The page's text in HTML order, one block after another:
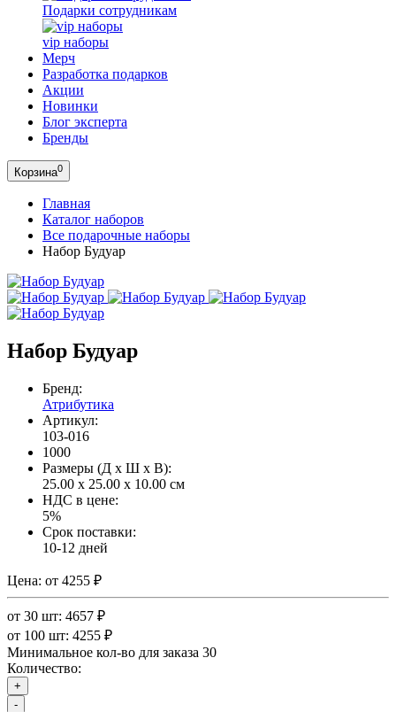
Подарки сотрудникам
vip наборы
Мерч
Разработка подарков
Акции
Новинки
Блог эксперта
Бренды
Корзина0
Главная
Каталог наборов
Все подарочные наборы
Набор Будуар
Набор Будуар
Бренд:
Атрибутика
Артикул:
103-016
1000
Размеры (Д x Ш x В):
25.00 x 25.00 x 10.00 см
НДС в цене:
5%
Срок поставки:
10-12 дней
Цена: от 4255 ₽
от 30 шт: 4657 ₽
от 100 шт: 4255 ₽
Минимальное кол-во для заказа 30
Количество:
+
-